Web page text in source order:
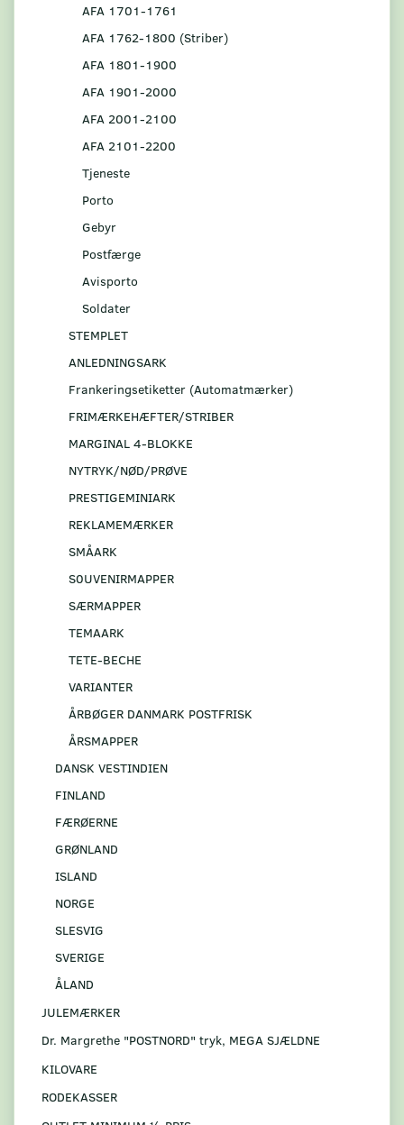
AFA 1701-1761
AFA 1762-1800 (Striber)
AFA 1801-1900
AFA 1901-2000
AFA 2001-2100
AFA 2101-2200
Tjeneste
Porto
Gebyr
Postfærge
Avisporto
Soldater
STEMPLET
ANLEDNINGSARK
Frankeringsetiketter (Automatmærker)
FRIMÆRKEHÆFTER/STRIBER
MARGINAL 4-BLOKKE
NYTRYK/NØD/PRØVE
PRESTIGEMINIARK
REKLAMEMÆRKER
SMÅARK
S0UVENIRMAPPER
SÆRMAPPER
TEMAARK
TETE-BECHE
VARIANTER
ÅRBØGER DANMARK POSTFRISK
ÅRSMAPPER
DANSK VESTINDIEN
FINLAND
FÆRØERNE
GRØNLAND
ISLAND
NORGE
SLESVIG
SVERIGE
ÅLAND
JULEMÆRKER
Dr. Margrethe "POSTNORD" tryk, MEGA SJÆLDNE
KILOVARE
RODEKASSER